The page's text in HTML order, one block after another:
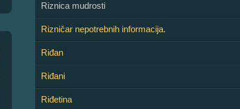
Riznica mudrosti
Rizničar nepotrebnih informacija.
Riđan
Riđani
Riđetina